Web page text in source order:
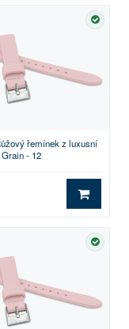
řemínek z luxusní
- 12
DO